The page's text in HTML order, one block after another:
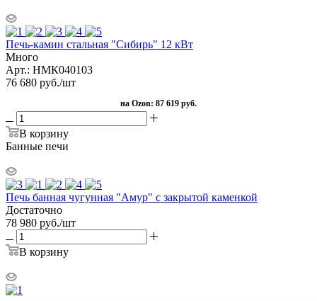
Печь-камин стальная "Сибирь" 12 кВт
Много
Арт.: НМК040103
76 680 руб./шт
на Ozon: 87 619 руб.
В корзину
Банные печи
Печь банная чугунная "Амур" с закрытой каменкой
Достаточно
78 980 руб./шт
В корзину